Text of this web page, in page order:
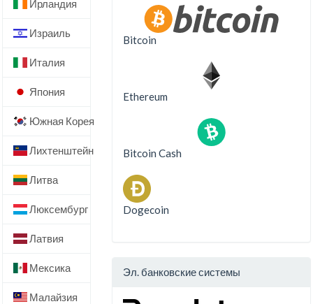
Ирландия
Израиль
Италия
Япония
Южная Корея
Лихтенштейн
Литва
Люксембург
Латвия
Мексика
Малайзия
Bitcoin
Ethereum
Bitcoin Cash
Dogecoin
Эл. банковские системы